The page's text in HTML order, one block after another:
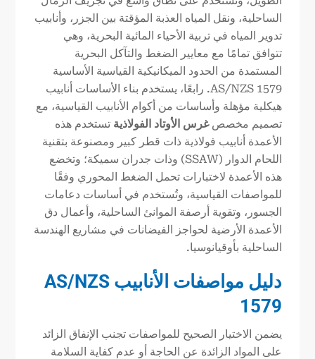
الساحلية، ونقل المياه العذبة المؤقتة بين الجزر، وأنابيب
تدوير المياه في تربية الأحياء المائية البحرية، وهي
تتوافق تمامًا مع معايير الضغط والتآكل البحرية
المستمدة من الحدود الميكانيكية القياسية الأساسية
AS/NZS 1579. رابعًا، يستخدم بناء الأساسات أنابيب
هيكلية مؤهلة وأساسات من أكوام الأنابيب القياسية، مع
تصميم مخصصغرس الأوتاد الفولاذية تستخدم هذه
الأعمدة أنابيب فولاذية ذات قطر كبير ومصنوعة بتقنية
اللحام الدوار (SSAW) وذات جدران سميكة؛ وتخضع
هذه الأعمدة لاختبارات تحمل الضغط المحوري وفقًا
للمواصفات القياسية، وتُستخدم في أساسات دعامات
الجسور، وتقوية أرصفة الموانئ الساحلية، وأعمال دق
الأعمدة الأرضية لحواجز الفيضانات في مشاريع الهندسة
الساحلية بأوقيانوسيا.
دليل مواصفات الأنابيب AS/NZS
1579
يضمن الاختيار الصحيح للمواصفات تجنب الإنفاق الزائد
على المواد الزائدة عن الحاجة أو عدم كفاية السلامة